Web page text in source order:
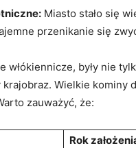
Miasto stało się
przenikanie się
włókiennicze, były nie
krajobraz. Wielkie kominy
zauważyć, że:
Rok